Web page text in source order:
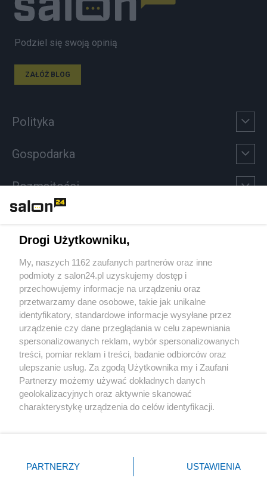
Podziel się swoją opinią
ZAŁÓŻ BLOG
Polityka
Gospodarka
Rozmaitości
Sport
Społeczeństwo
Kultura
X Facebook Instagram Youtube
Drogi Użytkowniku,
My, naszych 1162 zaufanych partnerów oraz inne
podmioty z salon24.pl uzyskujemy dostęp i
przechowujemy informacje na urządzeniu oraz
przetwarzamy dane osobowe, takie jak unikalne
identyfikatory, standardowe informacje wysyłane przez
urządzenie czy dane przeglądania w celu zapewniania
spersonalizowanych reklam, wybór spersonalizowanych
treści, pomiar reklam i treści, badanie odbiorców oraz
ulepszanie usług. Za zgodą Użytkownika my i Zaufani
Partnerzy możemy używać dokładnych danych
geolokalizacyjnych oraz aktywnie skanować
charakterystykę urządzenia do celów identyfikacji.
zmienić/wycofać klikając przycisk ustawień prywatności
znajdujący się w lewym dolnym rogu strony
PARTNERZY USTAWIENIA